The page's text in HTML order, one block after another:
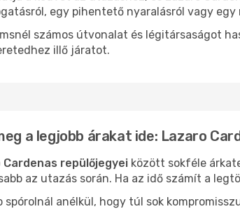
egy pihentető nyaralásról vagy
számos útvonalat és légitársaságot
illő járatot.
a legjobb árakat ide: Lazaro
Cardenas repülőjegyei között sokféle
az utazás során. Ha az idő számít a
spórolnál anélkül, hogy túl sok